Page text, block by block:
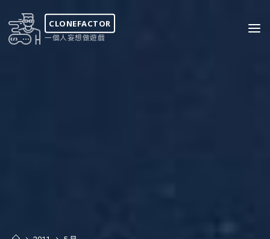
content
CLONEFACTOR
一個人妄想做遊戲